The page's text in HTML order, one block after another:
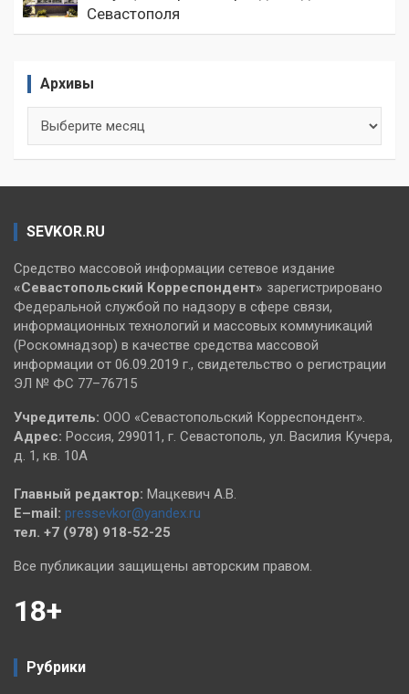
Севастополя
Архивы
SEVKOR.RU
Средство массовой информации сетевое издание
«Севастопольский Корреспондент» зарегистрировано
Федеральной службой по надзору в сфере связи,
информационных технологий и массовых коммуникаций
(Роскомнадзор) в качестве средства массовой
информации от 06.09.2019 г., свидетельство о регистрации
ЭЛ № ФС 77–76715
Учредитель: ООО «Севастопольский Корреспондент».
Адрес: Россия, 299011, г. Севастополь, ул. Василия Кучера,
д. 1, кв. 10А
Главный редактор: Мацкевич А.В.
E–mail: pressevkor@yandex.ru
тел. +7 (978) 918-52-25
Все публикации защищены авторским правом.
18+
Рубрики